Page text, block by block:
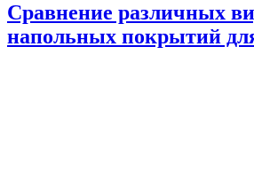
Сравнение различных
напольных покрытий